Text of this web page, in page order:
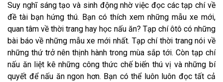
Suy nghĩ sáng tạo và sinh động nhờ việc đọc các tạp chí về
đề tài bạn hứng thú. Bạn có thích xem những mẫu xe mới,
quan tâm về thời trang hay học nấu ăn? Tạp chí ôtô có những
bài báo về những mẫu xe mới nhất. Tạp chí thời trang nói về
những thứ trở nên thịnh hành trong mùa sắp tới. Còn tạp chí
nấu ăn liệt kê những công thức chế biến thú vị và những bí
quyết để nấu ăn ngon hơn. Bạn có thể luôn luôn đọc tất cả